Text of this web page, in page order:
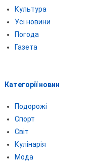
Культура
Усі новини
Погода
Газета
Категорії новин
Подорожі
Спорт
Світ
Кулінарія
Мода